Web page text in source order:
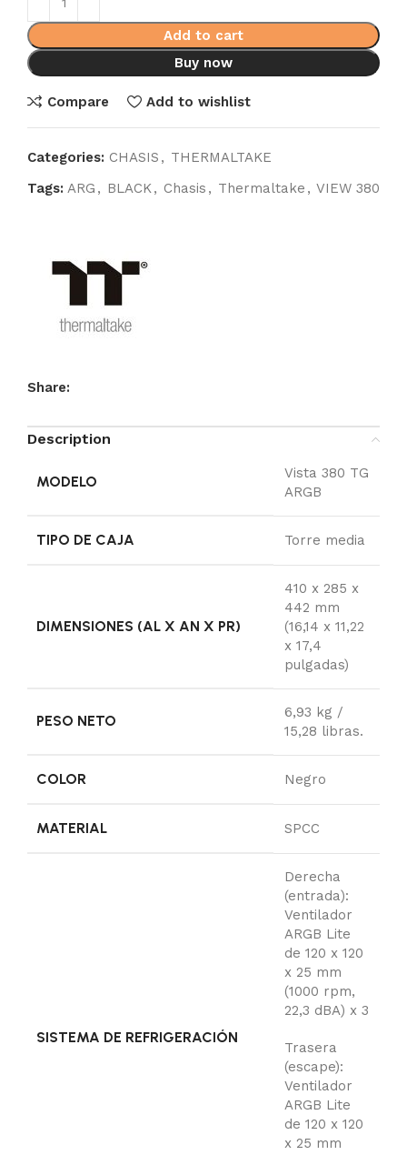
Add to cart
Buy now
Compare Add to wishlist
Categories: CHASIS , THERMALTAKE
Tags: ARG , BLACK, Chasis , Thermaltake , VIEW 380
Share:
Description
MODELO
Vista 380 TG
ARGB
TIPO DE CAJA Torre media
DIMENSIONES (AL X AN X PR)
410 x 285 x
442 mm
(16,14 x 11,22
x 17,4
pulgadas)
PESO NETO
6,93 kg /
15,28 libras.
COLOR Negro
MATERIAL SPCC
SISTEMA DE REFRIGERACIÓN
Derecha
(entrada):
Ventilador
ARGB Lite
de 120 x 120
x 25 mm
(1000 rpm,
22,3 dBA) x 3
Trasera
(escape):
Ventilador
ARGB Lite
de 120 x 120
x 25 mm